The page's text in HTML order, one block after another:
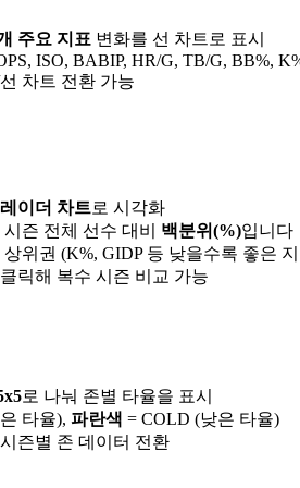
주요 지표 변화를 선 차트로 표시
ISO, BABIP, HR/G, TB/G, BB%,
차트 전환 가능
레이더 차트로 시각화
즌 전체 선수 대비 백분위(%)입니다
상위권 (K%, GIDP 등 낮을수록 좋은
릭해 복수 시즌 비교 가능
로 나눠 존별 타율을 표시
타율), 파란색 = COLD (낮은 타율)
즌별 존 데이터 전환